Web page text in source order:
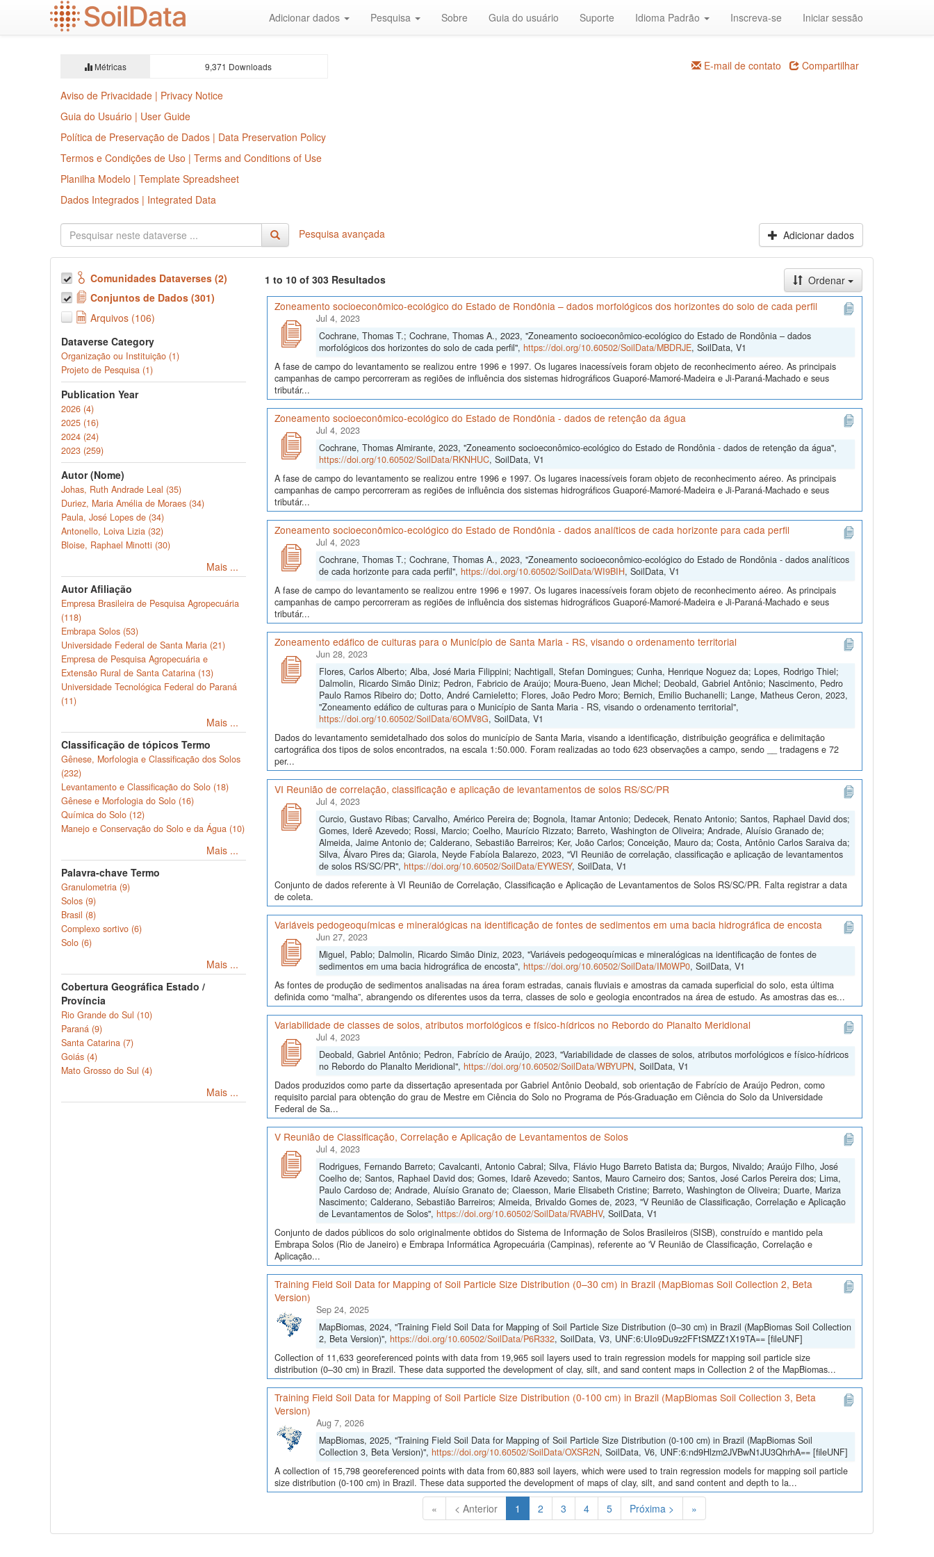
Adicionar dados Pesquisa Sobre Guia do usuário Suporte Idioma Padrão Inscreva-se Iniciar sessão
Métricas 9,371 Downloads E-mail de contato Compartilhar
Aviso de Privacidade | Privacy Notice
Guia do Usuário | User Guide
Política de Preservação de Dados | Data Preservation Policy
Termos e Condições de Uso | Terms and Conditions of Use
Planilha Modelo | Template Spreadsheet
Dados Integrados | Integrated Data
Pesquisa avançada Adicionar dados
Comunidades Dataverses (2)
Conjuntos de Dados (301)
Arquivos (106)
Dataverse Category
Organização ou Instituição (1)
Projeto de Pesquisa (1)
Publication Year
2026 (4)
2025 (16)
2024 (24)
2023 (259)
Autor (Nome)
Johas, Ruth Andrade Leal (35)
Duriez, Maria Amélia de Moraes (34)
Paula, José Lopes de (34)
Antonello, Loiva Lizia (32)
Bloise, Raphael Minotti (30)
Mais ...
Autor Afiliação
Empresa Brasileira de Pesquisa Agropecuária
(118)
Embrapa Solos (53)
Universidade Federal de Santa Maria (21)
Empresa de Pesquisa Agropecuária e
Extensão Rural de Santa Catarina (13)
Universidade Tecnológica Federal do Paraná
(11)
Mais ...
Classificação de tópicos Termo
Gênese, Morfologia e Classificação dos Solos
(232)
Levantamento e Classificação do Solo (18)
Gênese e Morfologia do Solo (16)
Química do Solo (12)
Manejo e Conservação do Solo e da Água (10)
Mais ...
Palavra-chave Termo
Granulometria (9)
Solos (9)
Brasil (8)
Complexo sortivo (6)
Solo (6)
Mais ...
Cobertura Geográfica Estado /
Província
Rio Grande do Sul (10)
Paraná (9)
Santa Catarina (7)
Goiás (4)
Mato Grosso do Sul (4)
Mais ...
1 to 10 of 303 Resultados
Ordenar
Zoneamento socioeconômico-ecológico do Estado de Rondônia – dados morfológicos dos horizontes do solo de cada perfil
Jul 4, 2023
Cochrane, Thomas T.; Cochrane, Thomas A., 2023, "Zoneamento socioeconômico-ecológico do Estado de Rondônia – dados
morfológicos dos horizontes do solo de cada perfil", https://doi.org/10.60502/SoilData/MBDRJE, SoilData, V1
A fase de campo do levantamento se realizou entre 1996 e 1997. Os lugares inacessíveis foram objeto de reconhecimento aéreo. As principais
campanhas de campo percorreram as regiões de influência dos sistemas hidrográficos Guaporé-Mamoré-Madeira e Ji-Paraná-Machado e seus
tributár...
Zoneamento socioeconômico-ecológico do Estado de Rondônia - dados de retenção da água
Jul 4, 2023
Cochrane, Thomas Almirante, 2023, "Zoneamento socioeconômico-ecológico do Estado de Rondônia - dados de retenção da água",
https://doi.org/10.60502/SoilData/RKNHUC, SoilData, V1
A fase de campo do levantamento se realizou entre 1996 e 1997. Os lugares inacessíveis foram objeto de reconhecimento aéreo. As principais
campanhas de campo percorreram as regiões de influência dos sistemas hidrográficos Guaporé-Mamoré-Madeira e Ji-Paraná-Machado e seus
tributár...
Zoneamento socioeconômico-ecológico do Estado de Rondônia - dados analíticos de cada horizonte para cada perfil
Jul 4, 2023
Cochrane, Thomas T.; Cochrane, Thomas A., 2023, "Zoneamento socioeconômico-ecológico do Estado de Rondônia - dados analíticos
de cada horizonte para cada perfil", https://doi.org/10.60502/SoilData/WI9BIH, SoilData, V1
A fase de campo do levantamento se realizou entre 1996 e 1997. Os lugares inacessíveis foram objeto de reconhecimento aéreo. As principais
campanhas de campo percorreram as regiões de influência dos sistemas hidrográficos Guaporé-Mamoré-Madeira e Ji-Paraná-Machado e seus
tributár...
Zoneamento edáfico de culturas para o Município de Santa Maria - RS, visando o ordenamento territorial
Jun 28, 2023
Flores, Carlos Alberto; Alba, José Maria Filippini; Nachtigall, Stefan Domingues; Cunha, Henrique Noguez da; Lopes, Rodrigo Thiel;
Dalmolin, Ricardo Simão Diniz; Pedron, Fabricio de Araújo; Moura-Bueno, Jean Michel; Deobald, Gabriel Antônio; Nascimento, Pedro
Paulo Ramos Ribeiro do; Dotto, André Carnieletto; Flores, João Pedro Moro; Bernich, Emilio Buchanelli; Lange, Matheus Ceron, 2023,
"Zoneamento edáfico de culturas para o Município de Santa Maria - RS, visando o ordenamento territorial",
https://doi.org/10.60502/SoilData/6OMV8G, SoilData, V1
Dados do levantamento semidetalhado dos solos do município de Santa Maria, visando a identificação, distribuição geográfica e delimitação
cartográfica dos tipos de solos encontrados, na escala 1:50.000. Foram realizadas ao todo 623 observações a campo, sendo __ tradagens e 72
per...
VI Reunião de correlação, classificação e aplicação de levantamentos de solos RS/SC/PR
Jul 4, 2023
Curcio, Gustavo Ribas; Carvalho, Américo Pereira de; Bognola, Itamar Antonio; Dedecek, Renato Antonio; Santos, Raphael David dos;
Gomes, Iderê Azevedo; Rossi, Marcio; Coelho, Maurício Rizzato; Barreto, Washington de Oliveira; Andrade, Aluísio Granado de;
Almeida, Jaime Antonio de; Calderano, Sebastião Barreiros; Ker, João Carlos; Conceição, Mauro da; Costa, Antônio Carlos Saraiva da;
Silva, Álvaro Pires da; Giarola, Neyde Fabíola Balarezo, 2023, "VI Reunião de correlação, classificação e aplicação de levantamentos
de solos RS/SC/PR", https://doi.org/10.60502/SoilData/EYWESY, SoilData, V1
Conjunto de dados referente à VI Reunião de Correlação, Classificação e Aplicação de Levantamentos de Solos RS/SC/PR. Falta registrar a data
de coleta.
Variáveis pedogeoquímicas e mineralógicas na identificação de fontes de sedimentos em uma bacia hidrográfica de encosta
Jun 27, 2023
Miguel, Pablo; Dalmolin, Ricardo Simão Diniz, 2023, "Variáveis pedogeoquímicas e mineralógicas na identificação de fontes de
sedimentos em uma bacia hidrográfica de encosta", https://doi.org/10.60502/SoilData/IM0WP0, SoilData, V1
As fontes de produção de sedimentos analisadas na área foram estradas, canais fluviais e amostras da camada superficial do solo, esta última
definida como “malha”, abrangendo os diferentes usos da terra, classes de solo e geologia encontrados na área de estudo. As amostras das es...
Variabilidade de classes de solos, atributos morfológicos e físico-hídricos no Rebordo do Planalto Meridional
Jul 4, 2023
Deobald, Gabriel Antônio; Pedron, Fabrício de Araújo, 2023, "Variabilidade de classes de solos, atributos morfológicos e físico-hídricos
no Rebordo do Planalto Meridional", https://doi.org/10.60502/SoilData/WBYUPN, SoilData, V1
Dados produzidos como parte da dissertação apresentada por Gabriel Antônio Deobald, sob orientação de Fabrício de Araújo Pedron, como
requisito parcial para obtenção do grau de Mestre em Ciência do Solo no Programa de Pós-Graduação em Ciência do Solo da Universidade
Federal de Sa...
V Reunião de Classificação, Correlação e Aplicação de Levantamentos de Solos
Jul 4, 2023
Rodrigues, Fernando Barreto; Cavalcanti, Antonio Cabral; Silva, Flávio Hugo Barreto Batista da; Burgos, Nivaldo; Araújo Filho, José
Coelho de; Santos, Raphael David dos; Gomes, Idarê Azevedo; Santos, Mauro Carneiro dos; Santos, José Carlos Pereira dos; Lima,
Paulo Cardoso de; Andrade, Aluísio Granato de; Claesson, Marie Elisabeth Cristine; Barreto, Washington de Oliveira; Duarte, Mariza
Nascimento; Calderano, Sebastião Barreiros; Almeida, Brivaldo Gomes de, 2023, "V Reunião de Classificação, Correlação e Aplicação
de Levantamentos de Solos", https://doi.org/10.60502/SoilData/RVABHV, SoilData, V1
Conjunto de dados públicos do solo originalmente obtidos do Sistema de Informação de Solos Brasileiros (SISB), construído e mantido pela
Embrapa Solos (Rio de Janeiro) e Embrapa Informática Agropecuária (Campinas), referente ao 'V Reunião de Classificação, Correlação e
Aplicação...
Training Field Soil Data for Mapping of Soil Particle Size Distribution (0–30 cm) in Brazil (MapBiomas Soil Collection 2, Beta
Version)
Sep 24, 2025
MapBiomas, 2024, "Training Field Soil Data for Mapping of Soil Particle Size Distribution (0–30 cm) in Brazil (MapBiomas Soil Collection
2, Beta Version)", https://doi.org/10.60502/SoilData/P6R332, SoilData, V3, UNF:6:UIo9Du9z2FFtSMZZ1X19TA== [fileUNF]
Collection of 11,633 georeferenced points with data from 19,965 soil layers used to train regression models for mapping soil particle size
distribution (0–30 cm) in Brazil. These data supported the development of clay, silt, and sand content maps in Collection 2 of the MapBiomas...
Training Field Soil Data for Mapping of Soil Particle Size Distribution (0-100 cm) in Brazil (MapBiomas Soil Collection 3, Beta
Version)
Aug 7, 2026
MapBiomas, 2025, "Training Field Soil Data for Mapping of Soil Particle Size Distribution (0-100 cm) in Brazil (MapBiomas Soil
Collection 3, Beta Version)", https://doi.org/10.60502/SoilData/OXSR2N, SoilData, V6, UNF:6:nd9Hlzm2JVBwN1JU3QhrhA== [fileUNF]
A collection of 15,798 georeferenced points with data from 60,883 soil layers, which were used to train regression models for mapping soil particle
size distribution (0-100 cm) in Brazil. These data supported the development of maps of clay, silt, and sand content and depth to la...
« < Anterior 1 (Atual)
2 3 4 5 Próxima > »